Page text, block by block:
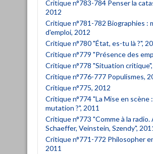
Critique n°783-784 Penser la
2012
Critique n°781-782 Biographies :
d'emploi, 2012
Critique n°780 "État, es-tu là ?",
Critique n°779 "Présence des
Critique n°778 "Situation
Critique n°776-777 Populismes,
Critique n°775, 2012
Critique n°774 "La Mise en scène
mutation ?", 2011
Critique n°773 "Comme à la radio.
Schaeffer, Veinstein, Szendy",
Critique n°771-772 Philosopher
2011